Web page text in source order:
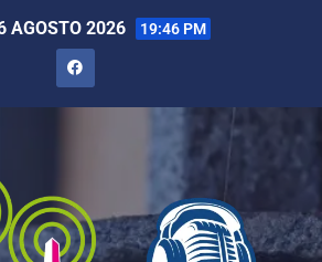
AGOSTO 2026 19:46 PM